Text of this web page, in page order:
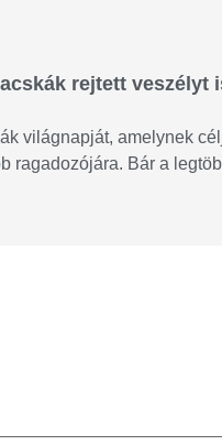
rejtett veszélyt
világnapját, amelynek
ragadozójára. Bár a